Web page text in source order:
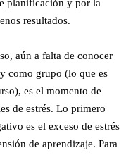
planificación y por la
resultados.
aún a falta de conocer
como grupo (lo que es
es el momento de
de estrés. Lo primero
es el exceso de estrés
de aprendizaje. Para